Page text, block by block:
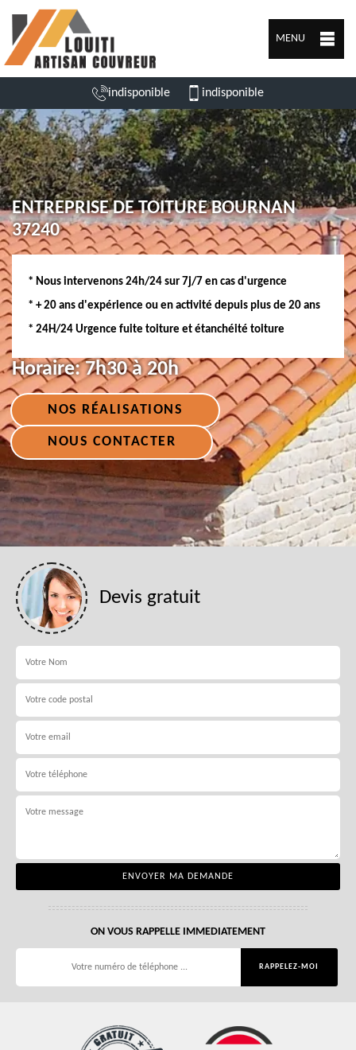
MENU
indisponible indisponible
ENTREPRISE DE TOITURE BOURNAN
37240
* Nous intervenons 24h/24 sur 7j/7 en cas d'urgence
* + 20 ans d'expérience ou en activité depuis plus de 20 ans
* 24H/24 Urgence fuite toiture et étanchéité toiture
Horaire:7h30 à 20h
NOS RÉALISATIONS
NOUS CONTACTER
Devis gratuit
ON VOUS RAPPELLE IMMEDIATEMENT